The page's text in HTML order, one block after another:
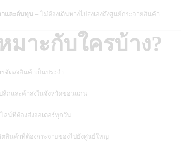
าและต้นทุน – ไม่ต้องเดินทางไปส่งเองถึงศูนย์กระจายสินค้า
มาะกับใครบ้าง?
จัดส่งสินค้าเป็นประจำ
ลีกและค้าส่งในจังหวัดขอนแก่น
ลน์ที่ต้องส่งออเดอร์ทุกวัน
ตสินค้าที่ต้องกระจายของไปยังศูนย์ใหญ่